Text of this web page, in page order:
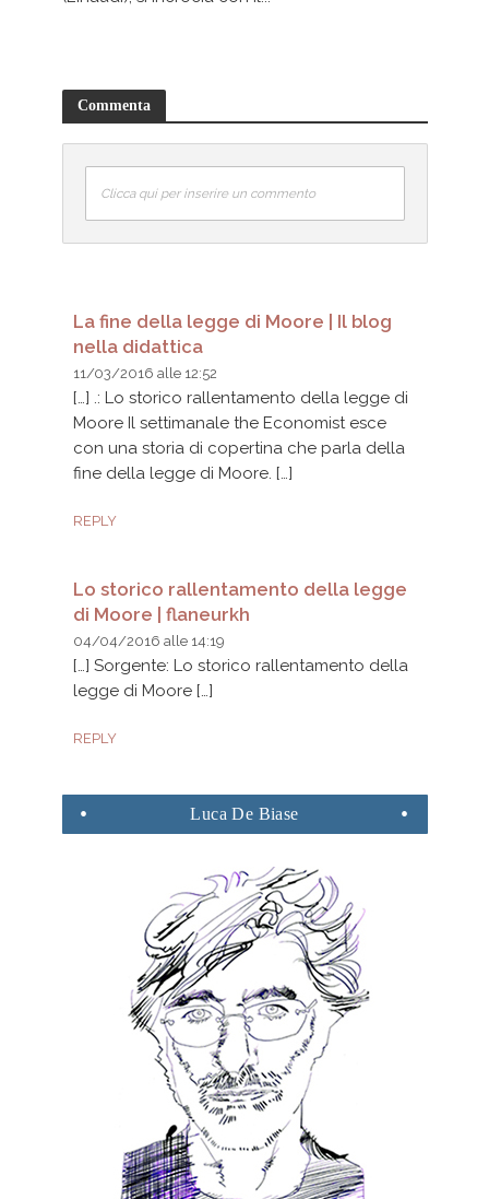
Commenta
Clicca qui per inserire un commento
La fine della legge di Moore | Il blog
nella didattica
11/03/2016 alle 12:52
[…] .: Lo storico rallentamento della legge di
Moore Il settimanale the Economist esce
con una storia di copertina che parla della
fine della legge di Moore. […]
REPLY
Lo storico rallentamento della legge
di Moore | flaneurkh
04/04/2016 alle 14:19
[…] Sorgente: Lo storico rallentamento della
legge di Moore […]
REPLY
Luca De Biase